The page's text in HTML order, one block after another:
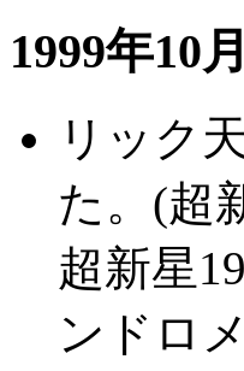
1999年10
リック
た。(超
超新星
ンドロ